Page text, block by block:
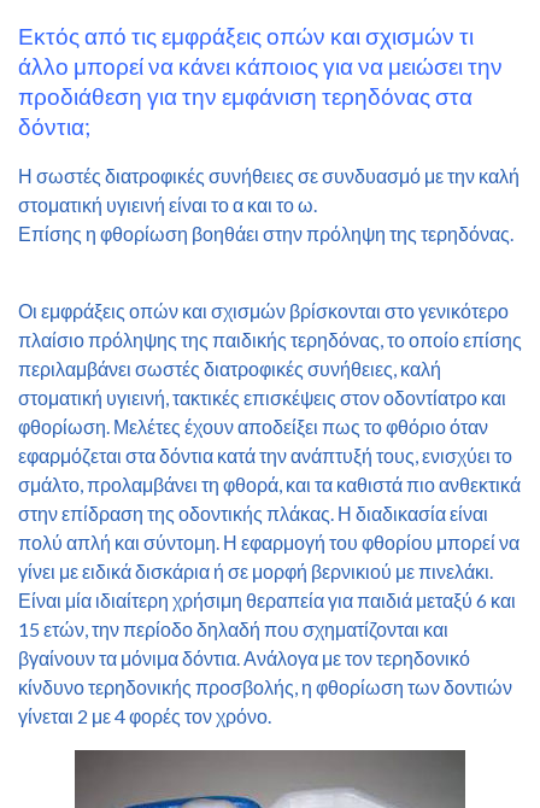
Εκτός από τις εμφράξεις οπών και σχισμών τι
άλλο μπορεί να κάνει κάποιος για να μειώσει την
προδιάθεση για την εμφάνιση τερηδόνας στα
δόντια;
Η σωστές διατροφικές συνήθειες σε συνδυασμό με την καλή
στοματική υγιεινή είναι το α και το ω.
Επίσης η φθορίωση βοηθάει στην πρόληψη της τερηδόνας.
Οι εμφράξεις οπών και σχισμών βρίσκονται στο γενικότερο
πλαίσιο πρόληψης της παιδικής τερηδόνας, το οποίο επίσης
περιλαμβάνει σωστές διατροφικές συνήθειες, καλή
στοματική υγιεινή, τακτικές επισκέψεις στον οδοντίατρο και
φθορίωση. Μελέτες έχουν αποδείξει πως το φθόριο όταν
εφαρμόζεται στα δόντια κατά την ανάπτυξή τους, ενισχύει το
σμάλτο, προλαμβάνει τη φθορά, και τα καθιστά πιο ανθεκτικά
στην επίδραση της οδοντικής πλάκας. Η διαδικασία είναι
πολύ απλή και σύντομη. Η εφαρμογή του φθορίου μπορεί να
γίνει με ειδικά δισκάρια ή σε μορφή βερνικιού με πινελάκι.
Είναι μία ιδιαίτερη χρήσιμη θεραπεία για παιδιά μεταξύ 6 και
15 ετών, την περίοδο δηλαδή που σχηματίζονται και
βγαίνουν τα μόνιμα δόντια. Ανάλογα με τον τερηδονικό
κίνδυνο τερηδονικής προσβολής, η φθορίωση των δοντιών
γίνεται 2 με 4 φορές τον χρόνο.